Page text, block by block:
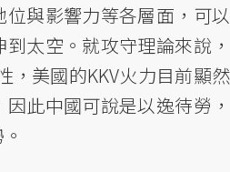
與影響力等各層面，可以
太空。就攻守理論來說，
，美國的KKV火力目前顯然
此中國可說是以逸待勞，